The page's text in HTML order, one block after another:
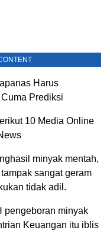
Harus
Prediksi
10 Media Online
minyak mentah,
sangat geram
tidak adil.
pengeboran minyak
Keuangan itu iblis